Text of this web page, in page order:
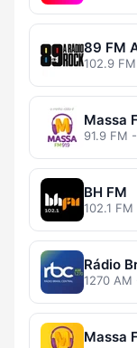
89 FM
102.9
Massa
91.9 FM
BH FM
102.1
Rádio
1270 AM
Massa